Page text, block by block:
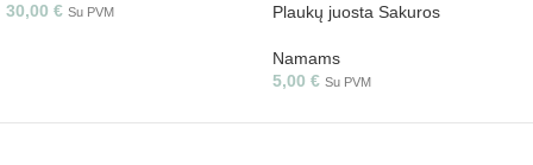
30,00 € Su PVM Plaukų juosta Sakuros
Namams
5,00 € Su PVM